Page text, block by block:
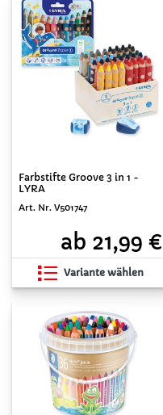
Farbstifte Groove 3 in 1 -
LYRA
Art. Nr. V501747
ab 21,99 €
Variante wählen